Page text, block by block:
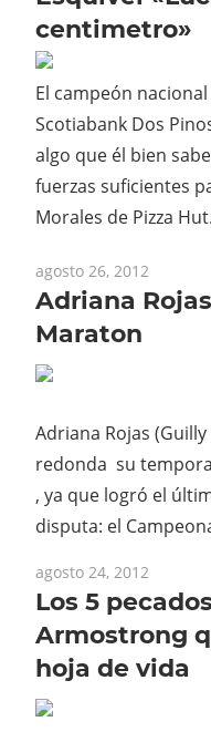
centimetro»
El campeón
Scotiabank Dos
algo que él bien
fuerzas suficientes
Morales de Pizza Hut.
agosto 26, 2012
Adriana
Maraton
Adriana Rojas
redonda su
, ya que logró el
disputa: el
agosto 24, 2012
Los 5
Armostrong
hoja de vida